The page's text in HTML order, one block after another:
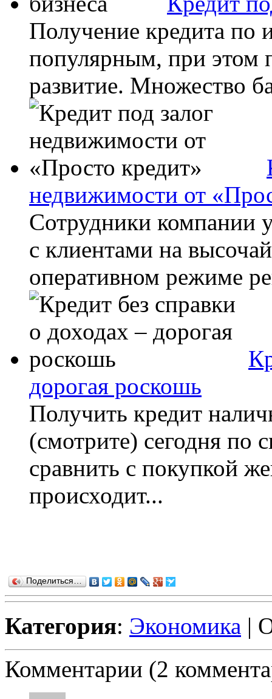
Получение кредита по
популярным, при этом
развитие. Множество
недвижимости от
Сотрудники компании
с клиентами на
оперативном режиме
дорогая роскошь
Получить кредит
(смотрите) сегодня по
сравнить с покупкой
происходит...
Поделиться…
Категория: Экономика |
Комментарии (2